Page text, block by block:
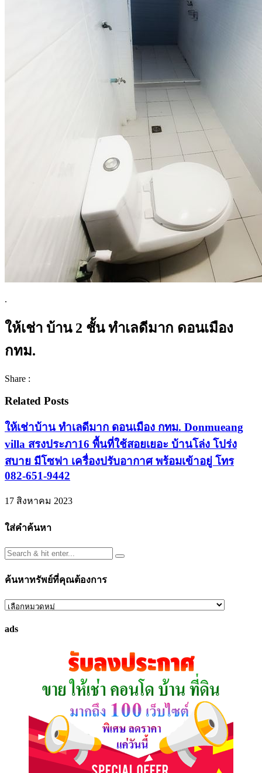
.
ให้เช่า บ้าน 2 ชั้น ทำเลดีมาก ดอนเมือง
กทม.
Share :
Related Posts
ให้เช่าบ้าน ทำเลดีมาก ดอนเมือง กทม. Donmueang
villa สรงประภา16 พื้นที่ใช้สอยเยอะ บ้านโล่ง โปร่ง
สบาย มีโซฟา เครื่องปรับอากาศ พร้อมเข้าอยู่ โทร
082-651-9442
17 สิงหาคม 2023
ใส่คำค้นหา
ค้นหาทรัพย์ที่คุณต้องการ
ค้นหา
ที่
ads